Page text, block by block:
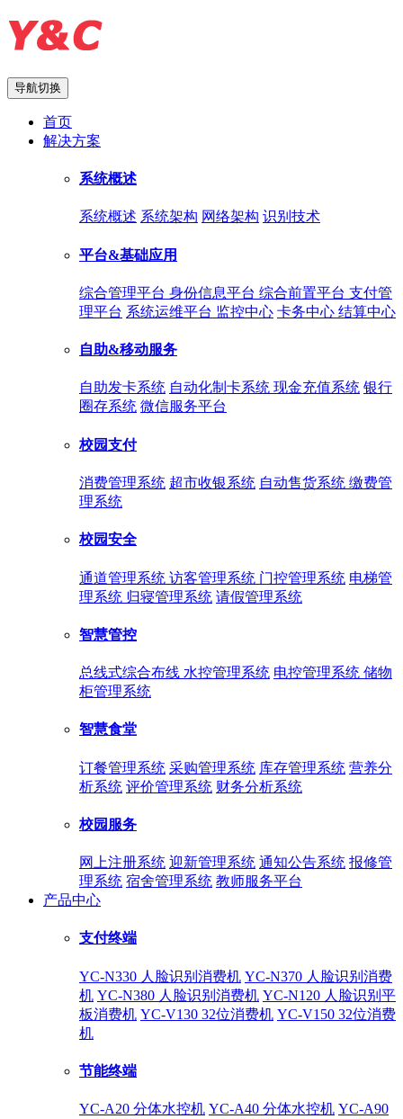
导航切换
首页
解决方案
系统概述
系统概述 系统架构 网络架构 识别技术
平台&基础应用
综合管理平台 身份信息平台 综合前置平台 支付管
理平台 系统运维平台 监控中心 卡务中心 结算中心
自助&移动服务
自助发卡系统 自动化制卡系统 现金充值系统 银行
圈存系统 微信服务平台
校园支付
消费管理系统 超市收银系统 自动售货系统 缴费管
理系统
校园安全
通道管理系统 访客管理系统 门控管理系统 电梯管
理系统 归寝管理系统 请假管理系统
智慧管控
总线式综合布线 水控管理系统 电控管理系统 储物
柜管理系统
智慧食堂
订餐管理系统 采购管理系统 库存管理系统 营养分
析系统 评价管理系统 财务分析系统
校园服务
网上注册系统 迎新管理系统 通知公告系统 报修管
理系统 宿舍管理系统 教师服务平台
产品中心
支付终端
YC-N330 人脸识别消费机 YC-N370 人脸识别消费
机 YC-N380 人脸识别消费机 YC-N120 人脸识别平
板消费机 YC-V130 32位消费机 YC-V150 32位消费
机
节能终端
YC-A20 分体水控机 YC-A40 分体水控机 YC-A90